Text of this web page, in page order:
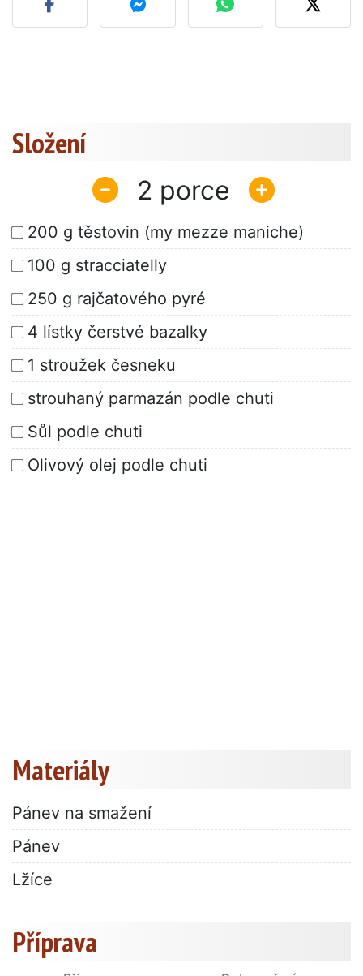
Složení
2
200 g těstovin (my mezze maniche)
100 g stracciatelly
250 g rajčatového pyré
4 lístky čerstvé bazalky
1 stroužek česneku
strouhaný parmazán podle chuti
Sůl podle chuti
Olivový olej podle chuti
Materiály
Pánev na smažení
Pánev
Lžíce
Příprava